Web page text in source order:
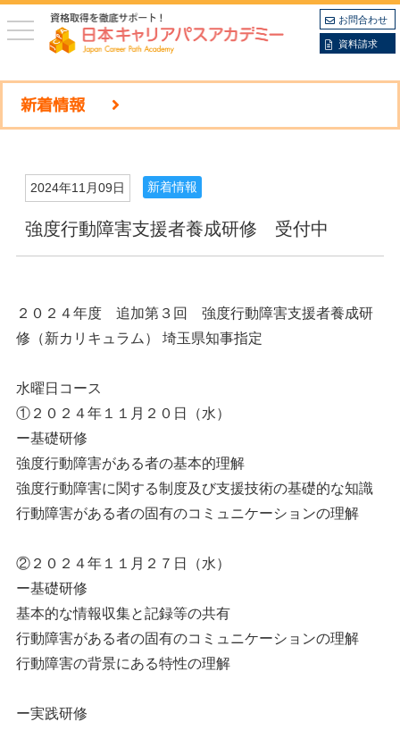
toggle
navigation
お問合わせ
資料請求
新着情報
2024年11月09日 新着情報
強度行動障害支援者養成研修 受付中
２０２４年度 追加第３回 強度行動障害支援者養成研
修（新カリキュラム） 埼玉県知事指定
水曜日コース
①２０２４年１１月２０日（水）
ー基礎研修
強度行動障害がある者の基本的理解
強度行動障害に関する制度及び支援技術の基礎的な知識
行動障害がある者の固有のコミュニケーションの理解
②２０２４年１１月２７日（水）
ー基礎研修
基本的な情報収集と記録等の共有
行動障害がある者の固有のコミュニケーションの理解
行動障害の背景にある特性の理解
ー実践研修